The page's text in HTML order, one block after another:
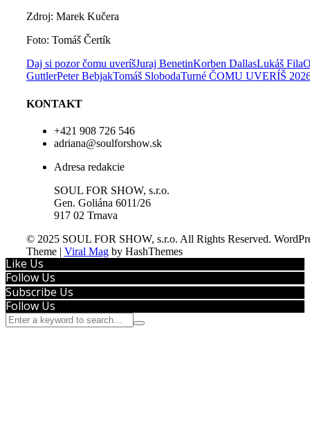
Zdroj: Marek Kučera
Foto: Tomáš Čertík
Daj si pozor čomu uveríšJuraj BenetinKorben DallasLukáš Fila
GuttlerPeter BebjakTomáš SlobodaTurné ČOMU UVERÍŠ
KONTAKT
+421 908 726 546
adriana@soulforshow.sk
Adresa redakcie
SOUL FOR SHOW, s.r.o.
Gen. Goliána 6011/26
917 02 Trnava
© 2025 SOUL FOR SHOW, s.r.o. All Rights Reserved.
Theme | Viral Mag by HashThemes
Like Us
Follow Us
Subscribe Us
Follow Us